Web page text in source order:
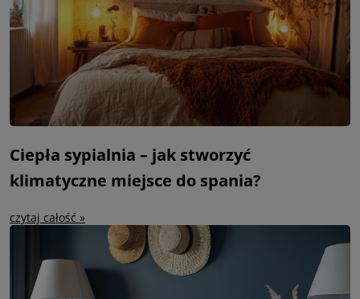
Ciepła sypialnia – jak stworzyć
klimatyczne miejsce do spania?
czytaj całość »